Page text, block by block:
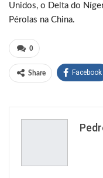
Unidos, o Delta do
Pérolas na China.
0
Share Facebook